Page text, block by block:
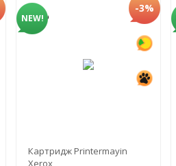
NEW!
-3%
Картридж Printermayin
Xerox